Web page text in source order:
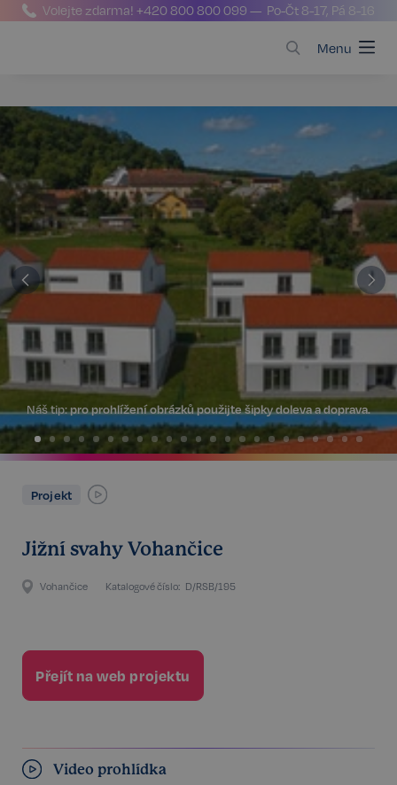
Volejte zdarma!+420 800 800 099 — Po-Čt 8-17, Pá 8-16
Menu
Náš tip:pro prohlížení obrázků použijte šipky doleva a doprava.
Projekt
Jižní svahy Vohančice
Vohančice Katalogové číslo: D/RSB/195
Přejít na web projektu
Video prohlídka